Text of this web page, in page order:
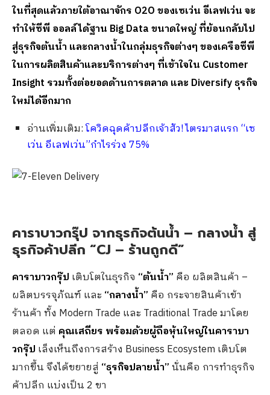
ในที่สุดแล้วภายใต้อาณาจักร O2Oของเซเว่น อีเลฟเว่น จะ
ทำให้ซีพี ออลล์ได้ฐาน Big Dataขนาดใหญ่ ที่ย้อนกลับไป
สู่ธุรกิจต้นน้ำ และกลางน้ำในกลุ่มธุรกิจต่างๆ ของเครือซีพี
ในการผลิตสินค้าและบริการต่างๆ ที่เข้าใจใน Customer
Insight รวมทั้งต่อยอดด้านการตลาด และ Diversifyธุรกิจ
ใหม่ได้อีกมาก
อ่านเพิ่มเติม:โควิดฉุดค้าปลีกเจ้าสัว! ไตรมาสแรก “เซ
เว่น อีเลฟเว่น”กำไรร่วง 75%
คาราบาวกรุ๊ป จากธุรกิจต้นน้ำ – กลางน้ำ สู่
ธุรกิจค้าปลีก “CJ – ร้านถูกดี”
คาราบาวกรุ๊ป เติบโตในธุรกิจ “ต้นน้ำ” คือ ผลิตสินค้า –
ผลิตบรรจุภัณฑ์ และ “กลางน้ำ” คือ กระจายสินค้าเข้า
ร้านค้า ทั้ง Modern Trade และ Traditional Trade มาโดย
ตลอด แต่ คุณเสถียร พร้อมด้วยผู้ถือหุ้นใหญ่ในคาราบา
วกรุ๊ป เล็งเห็นถึงการสร้าง Business Ecosystem เติบโต
มากขึ้น จึงได้ขยายสู่ “ธุรกิจปลายน้ำ”นั่นคือ การทำธุรกิจ
ค้าปลีก แบ่งเป็น 2 ขา